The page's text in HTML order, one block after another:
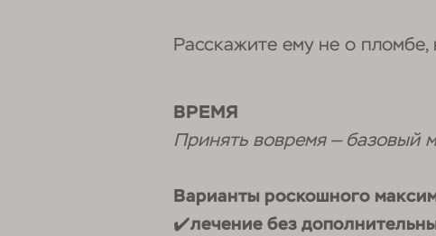
Расскажите ему не о
ВРЕМЯ
Принять вовремя — базовый
Варианты роскошного
✔️лечение без